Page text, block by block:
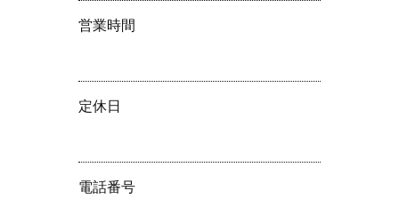
営業時間
定休⽇
電話番号